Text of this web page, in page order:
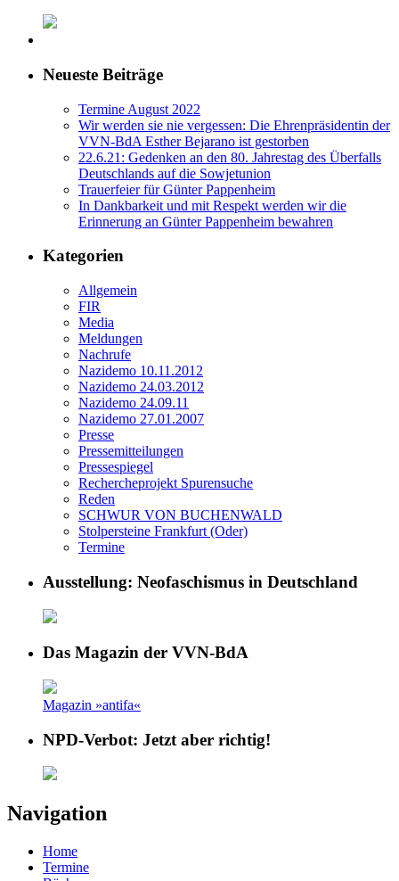
Neueste Beiträge
Termine August 2022
Wir werden sie nie vergessen: Die Ehrenpräsidentin der
VVN-BdA Esther Bejarano ist gestorben
22.6.21: Gedenken an den 80. Jahrestag des Überfalls
Deutschlands auf die Sowjetunion
Trauerfeier für Günter Pappenheim
In Dankbarkeit und mit Respekt werden wir die
Erinnerung an Günter Pappenheim bewahren
Kategorien
Allgemein
FIR
Media
Meldungen
Nachrufe
Nazidemo 10.11.2012
Nazidemo 24.03.2012
Nazidemo 24.09.11
Nazidemo 27.01.2007
Presse
Pressemitteilungen
Pressespiegel
Rechercheprojekt Spurensuche
Reden
SCHWUR VON BUCHENWALD
Stolpersteine Frankfurt (Oder)
Termine
Ausstellung: Neofaschismus in Deutschland
Das Magazin der VVN-BdA
Magazin »antifa«
NPD-Verbot: Jetzt aber richtig!
Navigation
Home
Termine